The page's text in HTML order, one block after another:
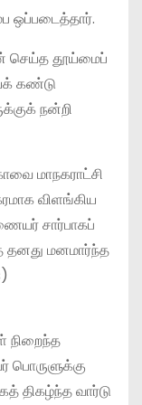
ஒப்படைத்தார்.
செய்த தூய்மைப்
கண்டு
நன்றி
மாநகராட்சி
விளங்கிய
சார்பாகப்
மனமார்ந்த
நிறைந்த
பொருளுக்கு
திகழ்ந்த வார்டு